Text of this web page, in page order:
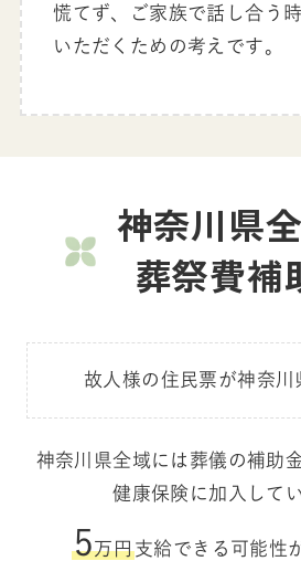
慌てず、ご家族で話し合う
いただくための考えです。
神奈川県
葬祭費補
故人様の住民票が神奈川
神奈川県全域には葬儀の補助
健康保険に加入して
5万円支給できる可能性